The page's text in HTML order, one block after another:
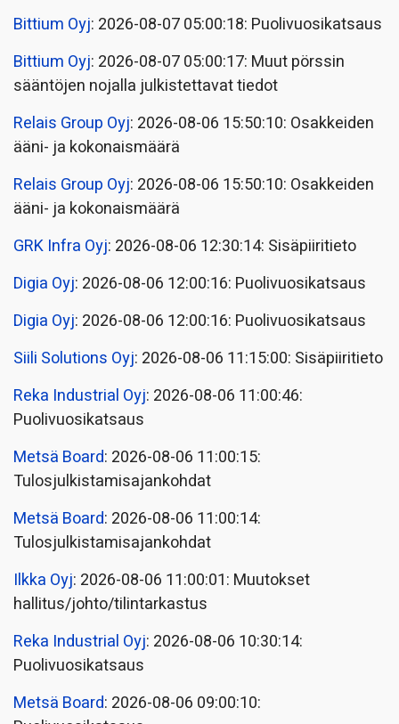
Bittium Oyj: 2026-08-07 05:00:18: Puolivuosikatsaus
Bittium Oyj: 2026-08-07 05:00:17: Muut pörssin
sääntöjen nojalla julkistettavat tiedot
Relais Group Oyj: 2026-08-06 15:50:10: Osakkeiden
ääni- ja kokonaismäärä
Relais Group Oyj: 2026-08-06 15:50:10: Osakkeiden
ääni- ja kokonaismäärä
GRK Infra Oyj: 2026-08-06 12:30:14: Sisäpiiritieto
Digia Oyj: 2026-08-06 12:00:16: Puolivuosikatsaus
Digia Oyj: 2026-08-06 12:00:16: Puolivuosikatsaus
Siili Solutions Oyj: 2026-08-06 11:15:00: Sisäpiiritieto
Reka Industrial Oyj: 2026-08-06 11:00:46:
Puolivuosikatsaus
Metsä Board: 2026-08-06 11:00:15:
Tulosjulkistamisajankohdat
Metsä Board: 2026-08-06 11:00:14:
Tulosjulkistamisajankohdat
Ilkka Oyj: 2026-08-06 11:00:01: Muutokset
hallitus/johto/tilintarkastus
Reka Industrial Oyj: 2026-08-06 10:30:14:
Puolivuosikatsaus
Metsä Board: 2026-08-06 09:00:10: